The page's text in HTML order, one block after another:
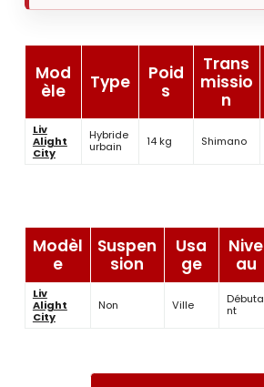
Mod
èle
Type
Poid
s
Trans
missio
n
Liv
Alight
City
Hybride
urbain
14 kg Shimano
Modèl
e
Suspen
sion
Usa
ge
Nive
au
Liv
Alight
City
Non Ville
Débuta
nt